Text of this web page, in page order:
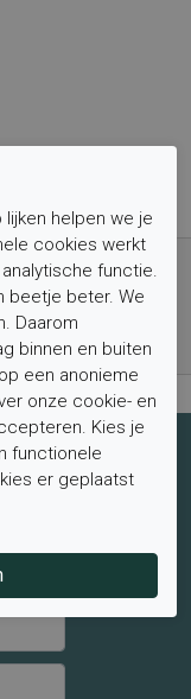
de hoogte van de
helpen we je
cookies werkt
functie.
beetje beter. We
Daarom
binnen en buiten
een anonieme
onze cookie- en
Kies je
functionele
er geplaatst